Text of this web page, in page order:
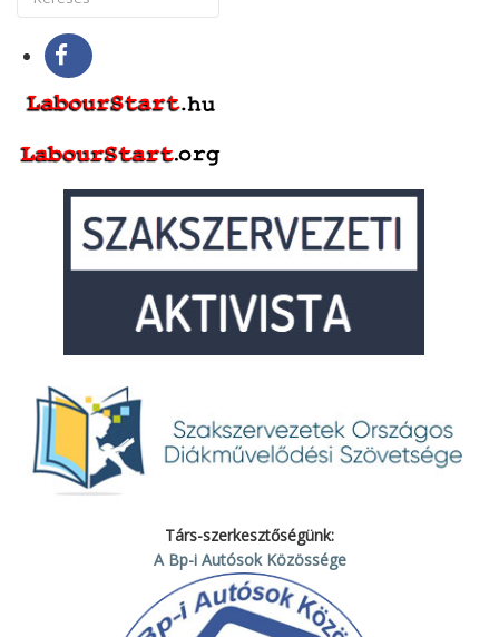
Társ-szerkesztőségünk:
A Bp-i Autósok Közössége